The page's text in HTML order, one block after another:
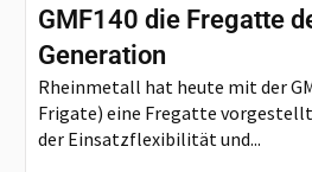
GMF140 die Fregatte
Generation
Rheinmetall hat heute mit der
Frigate) eine Fregatte
der Einsatzflexibilität und...